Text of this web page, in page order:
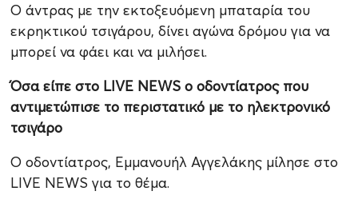
Ο άντρας με την εκτοξευόμενη μπαταρία του
εκρηκτικού τσιγάρου, δίνει αγώνα δρόμου για να
μπορεί να φάει και να μιλήσει.
Όσα είπε στο LIVE NEWS ο οδοντίατρος που
αντιμετώπισε το περιστατικό με το ηλεκτρονικό
τσιγάρο
Ο οδοντίατρος, Εμμανουήλ Αγγελάκης μίλησε στο
LIVE NEWS για το θέμα.